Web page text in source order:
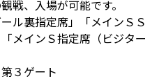
戦、入場が可能です。
ル裏指定席」「メインＳＳ
メインＳ指定席（ビジター
３ゲート